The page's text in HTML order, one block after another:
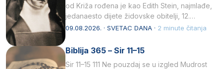
od Križa rođena je kao Edith Stein, najmlađe,
jedanaesto dijete židovske obitelji, 12.
listopada 1891, u Wrocławu…
09.08.2026. · SVETAC DANA · 2 minute čitanja
Biblija 365 – Sir 11–15
Sir 11–15 111 Ne pouzdaj se u izgled Mudrost